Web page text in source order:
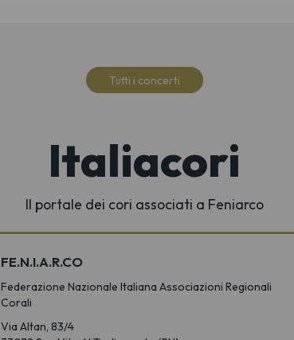
Tutti i concerti
Italiacori
Il portale dei cori associati a Feniarco
FE.N.I.A.R.CO
Federazione Nazionale Italiana Associazioni Regionali
Corali
Via Altan, 83/4